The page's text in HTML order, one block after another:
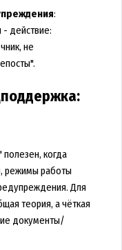
:
действие:
не
полезен, когда
режимы работы
Для
теория, а чёткая
документы/